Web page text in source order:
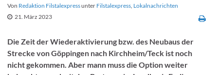
Von Redaktion Filstalexpressunter Filstalexpress, Lokalnachrichten
21. März 2023
Die Zeit der Wiederaktivierung bzw. des Neubaus der
Strecke von Göppingen nach Kirchheim/Teck ist noch
nicht gekommen. Aber mann muss die Option weiter